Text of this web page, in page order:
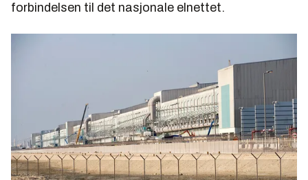
forbindelsen til det nasjonale elnettet.